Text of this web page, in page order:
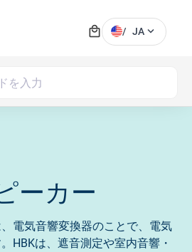
local_mall / JA expand_more
ーカー
電気音響変換器のことで、電気
HBKは、遮音測定や室内音響・